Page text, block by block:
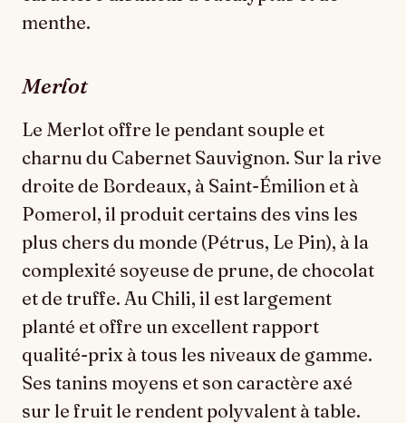
menthe.
Merlot
Le Merlot offre le pendant souple et
charnu du Cabernet Sauvignon. Sur la rive
droite de Bordeaux, à Saint-Émilion et à
Pomerol, il produit certains des vins les
plus chers du monde (Pétrus, Le Pin), à la
complexité soyeuse de prune, de chocolat
et de truffe. Au Chili, il est largement
planté et offre un excellent rapport
qualité-prix à tous les niveaux de gamme.
Ses tanins moyens et son caractère axé
sur le fruit le rendent polyvalent à table.